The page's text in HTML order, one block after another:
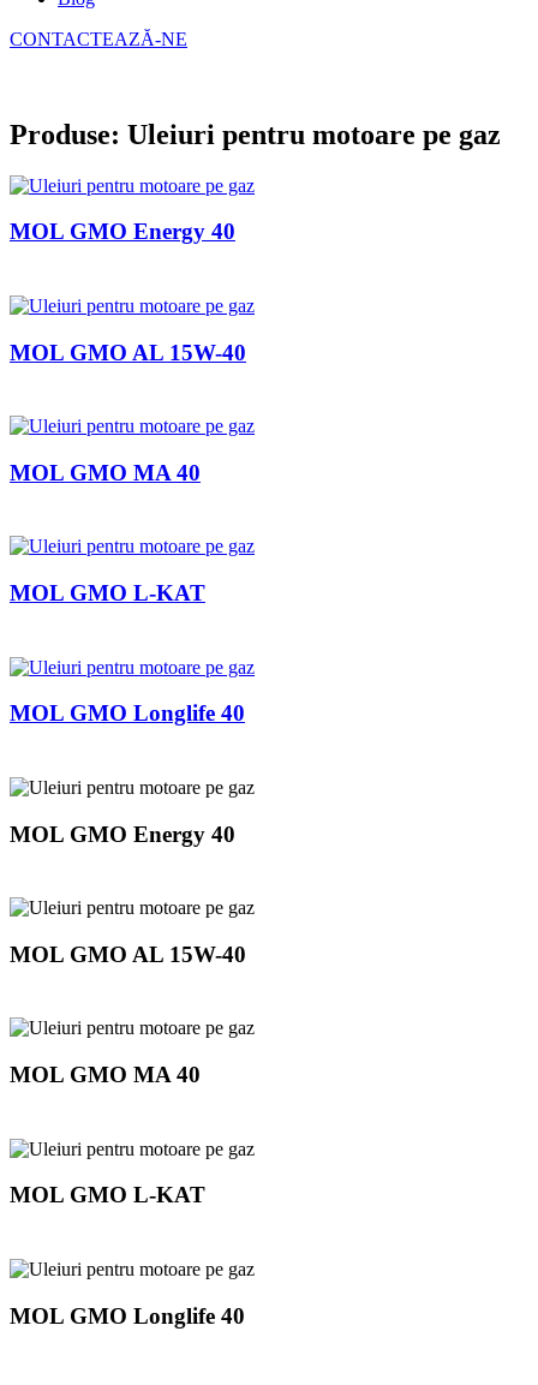
CONTACTEAZĂ-NE
Produse: Uleiuri pentru motoare pe gaz
MOL GMO Energy 40
MOL GMO AL 15W-40
MOL GMO MA 40
MOL GMO L-KAT
MOL GMO Longlife 40
MOL GMO Energy 40
MOL GMO AL 15W-40
MOL GMO MA 40
MOL GMO L-KAT
MOL GMO Longlife 40